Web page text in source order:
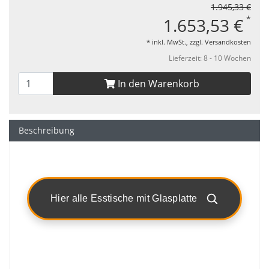
1.945,33 €
1.653,53 € *
* inkl. MwSt., zzgl. Versandkosten
Lieferzeit: 8 - 10 Wochen
In den Warenkorb
Beschreibung
Hier alle Esstische mit Glasplatte